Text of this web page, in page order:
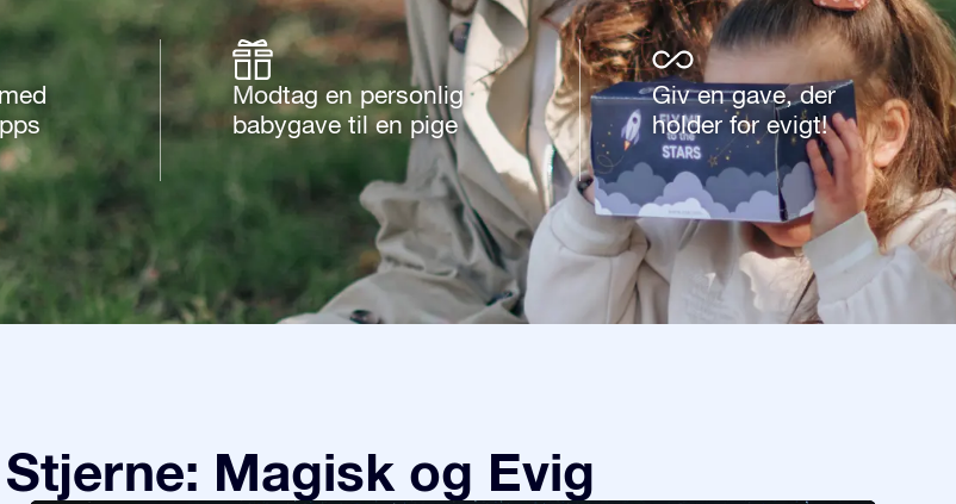
Modtag en personlig
babygave til en pige
Giv en gave, der
holder for evigt!
Magisk og Evig